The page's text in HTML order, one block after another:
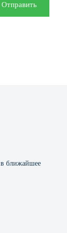
Отправить
в ближайшее